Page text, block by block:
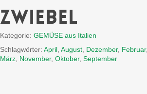
Zwiebel
Kategorie: GEMÜSE aus Italien
Schlagwörter: April, August, Dezember, Februar,
März, November, Oktober, September